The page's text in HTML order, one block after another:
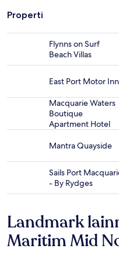
tamu
ketersediaan
Ketentuan
tambahan
Properti
Flynns on Surf
Beach Villas
East Port Motor Inn
Macquarie Waters
Boutique
Apartment Hotel
Mantra Quayside
Sails Port
- By Rydges
Landmark
Maritim Mid